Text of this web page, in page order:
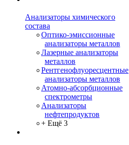
Анализаторы химического
состава
Оптико-эмиссионные
анализаторы металлов
Лазерные анализаторы
металлов
Рентгенофлуоресцентные
анализаторы металлов
Атомно-абсорбционные
спектрометры
Анализаторы
нефтепродуктов
+ Ещё 3